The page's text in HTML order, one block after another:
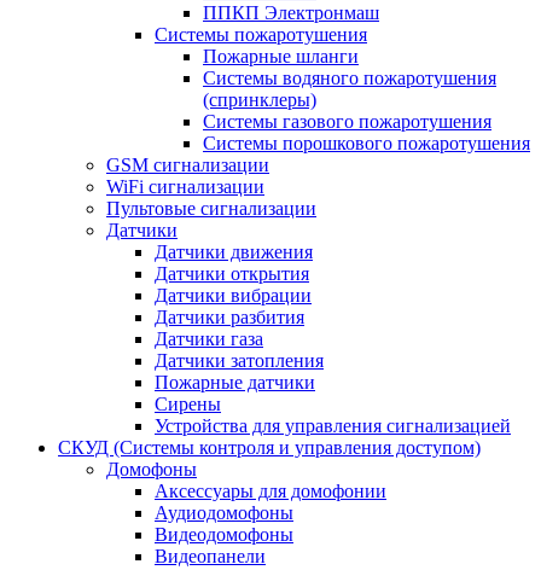
ППКП Электронмаш
Системы пожаротушения
Пожарные шланги
Системы водяного пожаротушения
(спринклеры)
Системы газового пожаротушения
Системы порошкового пожаротушения
GSM сигнализации
WiFi сигнализации
Пультовые сигнализации
Датчики
Датчики движения
Датчики открытия
Датчики вибрации
Датчики разбития
Датчики газа
Датчики затопления
Пожарные датчики
Сирены
Устройства для управления сигнализацией
СКУД (Системы контроля и управления доступом)
Домофоны
Аксессуары для домофонии
Аудиодомофоны
Видеодомофоны
Видеопанели